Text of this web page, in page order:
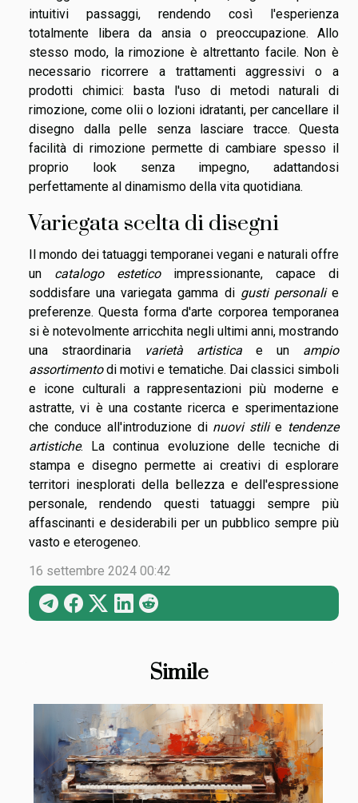
Simile
intuitivi passaggi, rendendo così l'esperienza
totalmente libera da ansia o preoccupazione. Allo
stesso modo, la rimozione è altrettanto facile. Non è
necessario ricorrere a trattamenti aggressivi o a
prodotti chimici: basta l'uso di metodi naturali di
rimozione, come olii o lozioni idratanti, per cancellare il
disegno dalla pelle senza lasciare tracce. Questa
facilità di rimozione permette di cambiare spesso il
proprio look senza impegno, adattandosi
perfettamente al dinamismo della vita quotidiana.
Variegata scelta di disegni
Il mondo dei tatuaggi temporanei vegani e naturali offre
un catalogo esteticoimpressionante, capace di
soddisfare una variegata gamma di gusti personalie
preferenze. Questa forma d'arte corporea temporanea
si è notevolmente arricchita negli ultimi anni, mostrando
una straordinaria
varietà artistica e un ampio
assortimentodi motivi e tematiche. Dai classici simboli
e icone culturali a rappresentazioni più moderne e
astratte, vi è una costante ricerca e sperimentazione
che conduce all'introduzione di nuovi stilie tendenze
artistiche. La continua evoluzione delle tecniche di
stampa e disegno permette ai creativi di esplorare
territori inesplorati della bellezza e dell'espressione
personale, rendendo questi tatuaggi sempre più
affascinanti e desiderabili per un pubblico sempre più
vasto e eterogeneo.
16 settembre 2024 00:42